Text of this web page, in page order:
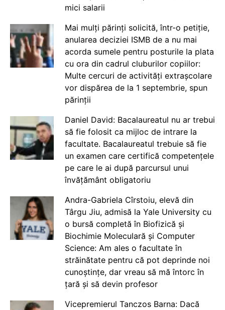
mici salarii
Mai mulți părinți solicită, într-o petiție,
anularea deciziei ISMB de a nu mai
acorda sumele pentru posturile la plata
cu ora din cadrul cluburilor copiilor:
Multe cercuri de activități extrașcolare
vor dispărea de la 1 septembrie, spun
părinții
Daniel David: Bacalaureatul nu ar trebui
să fie folosit ca mijloc de intrare la
facultate. Bacalaureatul trebuie să fie
un examen care certifică competențele
pe care le ai după parcursul unui
învățământ obligatoriu
Andra-Gabriela Cîrstoiu, elevă din
Târgu Jiu, admisă la Yale University cu
o bursă completă în Biofizică și
Biochimie Moleculară și Computer
Science: Am ales o facultate în
străinătate pentru că pot deprinde noi
cunoștințe, dar vreau să mă întorc în
țară și să devin profesor
Vicepremierul Tanczos Barna: Dacă